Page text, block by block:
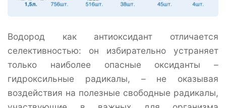
Водород как антиоксидант отличается
селективностью: он избирательно устраняет
только наиболее опасные оксиданты –
гидроксильные радикалы, – не оказывая
воздействия на полезные свободные радикалы,